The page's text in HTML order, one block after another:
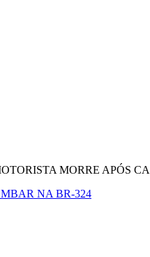
MORRE APÓS
NA BR-324